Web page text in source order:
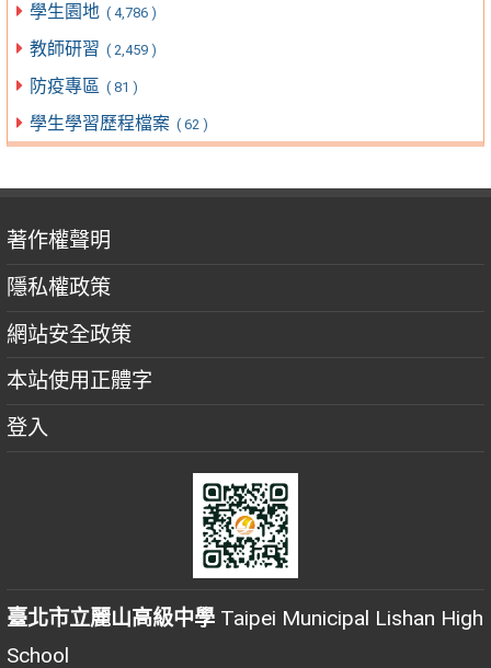
學生園地 ( 4,786 )
教師研習 ( 2,459 )
防疫專區 ( 81 )
學生學習歷程檔案 ( 62 )
著作權聲明
隱私權政策
網站安全政策
本站使用正體字
登入
臺北市立麗山高級中學 Taipei Municipal Lishan High
School